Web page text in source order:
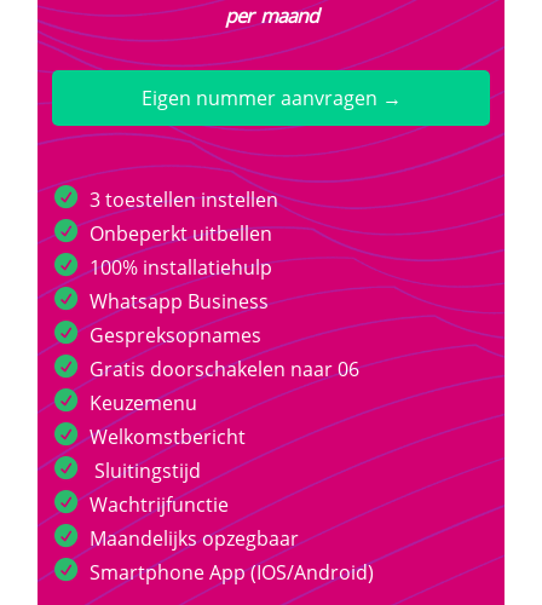
per maand
Eigen nummer aanvragen →
3 toestellen instellen
Onbeperkt uitbellen
100% installatiehulp
Whatsapp Business
Gespreksopnames
Gratis doorschakelen naar 06
Keuzemenu
Welkomstbericht
Sluitingstijd
Wachtrijfunctie
Maandelijks opzegbaar
Smartphone App (IOS/Android)